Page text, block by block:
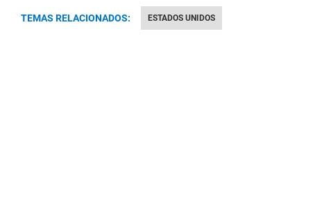
TEMAS RELACIONADOS: ESTADOS UNIDOS